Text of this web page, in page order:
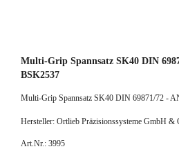
Multi-Grip Spannsatz SK40 DIN
BSK2537
Multi-Grip Spannsatz SK40 DIN 69871/72 -
Hersteller: Ortlieb Präzisionssysteme GmbH &
Art.Nr.: 3995